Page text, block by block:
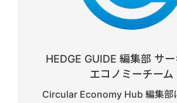
HEDGE GUIDE 編集部 サ
エコノミーチーム
Circular Economy Hub 編集部